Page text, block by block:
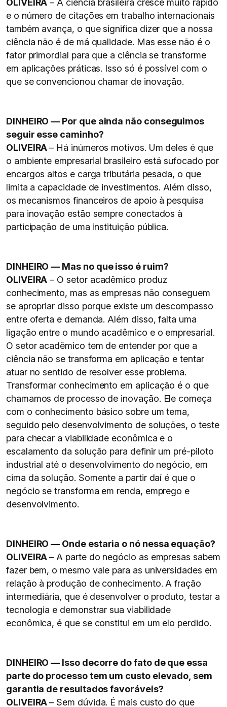
OLIVEIRA – A ciência brasileira cresce muito rápido
e o número de citações em trabalho internacionais
também avança, o que significa dizer que a nossa
ciência não é de má qualidade. Mas esse não é o
fator primordial para que a ciência se transforme
em aplicações práticas. Isso só é possível com o
que se convencionou chamar de inovação.
DINHEIRO — Por que ainda não conseguimos
seguir esse caminho?
OLIVEIRA– Há inúmeros motivos. Um deles é que
o ambiente empresarial brasileiro está sufocado por
encargos altos e carga tributária pesada, o que
limita a capacidade de investimentos. Além disso,
os mecanismos financeiros de apoio à pesquisa
para inovação estão sempre conectados à
participação de uma instituição pública.
DINHEIRO — Mas no que isso é ruim?
OLIVEIRA – O setor acadêmico produz
conhecimento, mas as empresas não conseguem
se apropriar disso porque existe um descompasso
entre oferta e demanda. Além disso, falta uma
ligação entre o mundo acadêmico e o empresarial.
O setor acadêmico tem de entender por que a
ciência não se transforma em aplicação e tentar
atuar no sentido de resolver esse problema.
Transformar conhecimento em aplicação é o que
chamamos de processo de inovação. Ele começa
com o conhecimento básico sobre um tema,
seguido pelo desenvolvimento de soluções, o teste
para checar a viabilidade econômica e o
escalamento da solução para definir um pré-piloto
industrial até o desenvolvimento do negócio, em
cima da solução. Somente a partir daí é que o
negócio se transforma em renda, emprego e
desenvolvimento.
DINHEIRO — Onde estaria o nó nessa equação?
OLIVEIRA– A parte do negócio as empresas sabem
fazer bem, o mesmo vale para as universidades em
relação à produção de conhecimento. A fração
intermediária, que é desenvolver o produto, testar a
tecnologia e demonstrar sua viabilidade
econômica, é que se constitui em um elo perdido.
DINHEIRO — Isso decorre do fato de que essa
parte do processo tem um custo elevado, sem
garantia de resultados favoráveis?
OLIVEIRA– Sem dúvida. É mais custo do que